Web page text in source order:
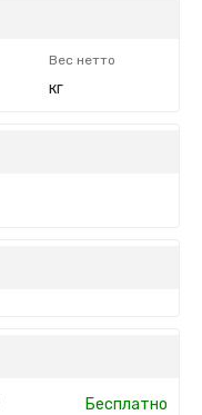
Вес нетто
кг
Бесплатно